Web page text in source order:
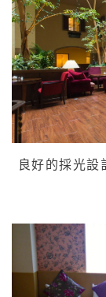
良好的採光設